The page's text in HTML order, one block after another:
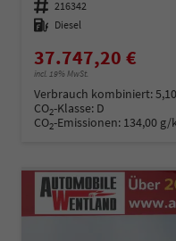
Fahrzeugnummer 216342
Kraftstoff Diesel
37.747,20 €
incl. 19% MwSt.
Verbrauch kombiniert:
CO2-Klasse: D
CO2-Emissionen: 134,00 g/